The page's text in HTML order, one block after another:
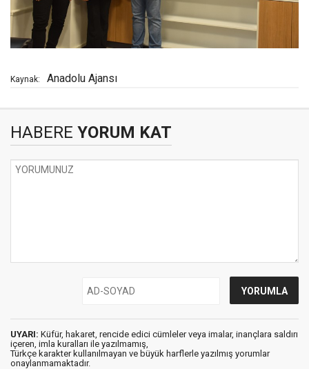
Kaynak: Anadolu Ajansı
HABERE YORUM KAT
UYARI: Küfür, hakaret, rencide edici cümleler veya imalar, inançlara saldırı
içeren, imla kuralları ile yazılmamış,
Türkçe karakter kullanılmayan ve büyük harflerle yazılmış yorumlar
onaylanmamaktadır.